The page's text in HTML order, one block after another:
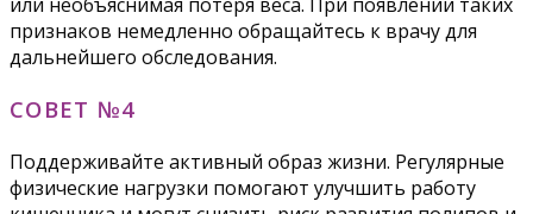
признаков немедленно обращайтесь к врачу для
дальнейшего обследования.
СОВЕТ №4
Поддерживайте активный образ жизни. Регулярные
физические нагрузки помогают улучшить работу